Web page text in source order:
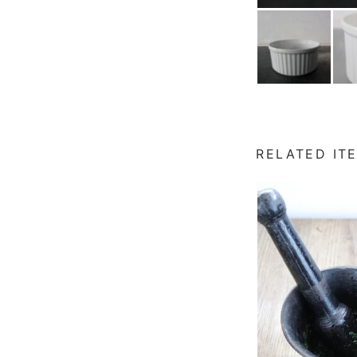
RELATED